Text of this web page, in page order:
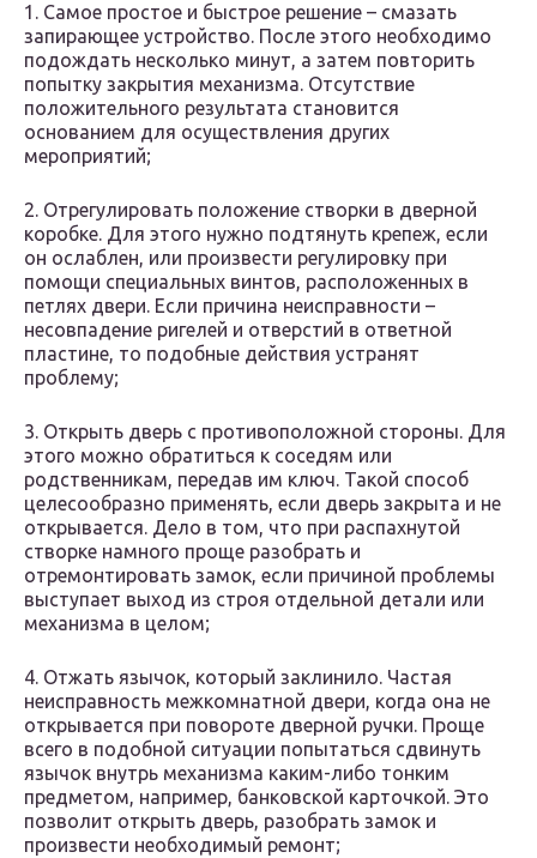
1. Самое простое и быстрое решение – смазать
запирающее устройство. После этого необходимо
подождать несколько минут, а затем повторить
попытку закрытия механизма. Отсутствие
положительного результата становится
основанием для осуществления других
мероприятий;
2. Отрегулировать положение створки в дверной
коробке. Для этого нужно подтянуть крепеж, если
он ослаблен, или произвести регулировку при
помощи специальных винтов, расположенных в
петлях двери. Если причина неисправности –
несовпадение ригелей и отверстий в ответной
пластине, то подобные действия устранят
проблему;
3. Открыть дверь с противоположной стороны. Для
этого можно обратиться к соседям или
родственникам, передав им ключ. Такой способ
целесообразно применять, если дверь закрыта и не
открывается. Дело в том, что при распахнутой
створке намного проще разобрать и
отремонтировать замок, если причиной проблемы
выступает выход из строя отдельной детали или
механизма в целом;
4. Отжать язычок, который заклинило. Частая
неисправность межкомнатной двери, когда она не
открывается при повороте дверной ручки. Проще
всего в подобной ситуации попытаться сдвинуть
язычок внутрь механизма каким-либо тонким
предметом, например, банковской карточкой. Это
позволит открыть дверь, разобрать замок и
произвести необходимый ремонт;